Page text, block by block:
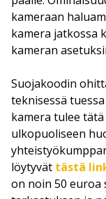
kameraan
kamera jatkossa
kameran
Suojakoodin
teknisessä
kamera tulee
ulkopuoliseen
löytyvät tästä
on noin 50 euroa